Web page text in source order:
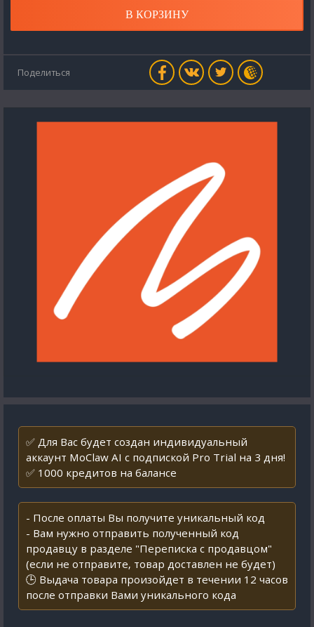
В КОРЗИНУ
Поделиться
✅ Для Вас будет создан индивидуальный
аккаунт MoClaw AI с подпиской Pro Trial на 3 дня!
✅ 1000 кредитов на балансе
- После оплаты Вы получите уникальный код
- Вам нужно отправить полученный код
продавцу в разделе "Переписка с продавцом"
(если не отправите, товар доставлен не будет)
🕒 Выдача товара произойдет в течении 12 часов
после отправки Вами уникального кода